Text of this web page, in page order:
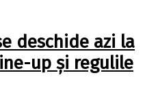
deschide azi la
up și regulile